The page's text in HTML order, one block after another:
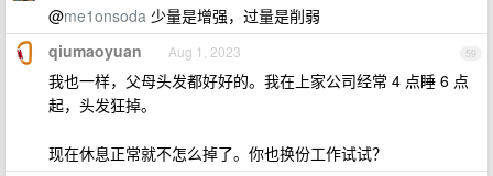
@me1onsoda 少量是增强，过量是削弱
59
qiumaoyuan Aug 1, 2023
我也一样，父母头发都好好的。我在上家公司经常 4 点睡 6 点
起，头发狂掉。
现在休息正常就不怎么掉了。你也换份工作试试？